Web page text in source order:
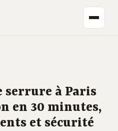
serrure à Paris
en 30 minutes,
et sécurité